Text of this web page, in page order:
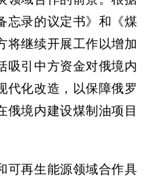
忘录的议定书》和《煤
将继续开展工作以增加
吸引中方资金对俄境内
代化改造，以保障俄罗
俄境内建设煤制油项目
再生能源领域合作具